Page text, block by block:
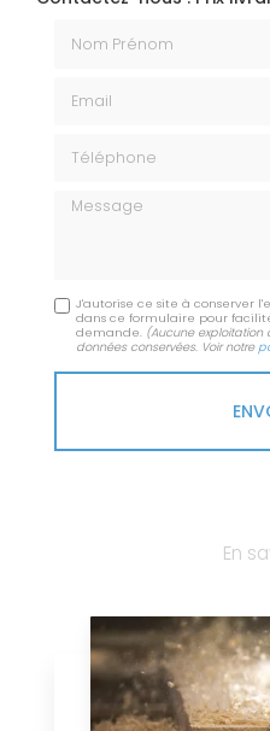
Message
J'autorise ce site à conserver
dans ce formulaire pour
demande. (Aucune
données conservées. Voir notre
En